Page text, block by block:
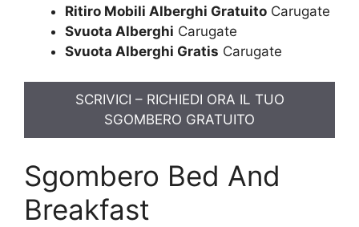
Ritiro Mobili Alberghi Gratuito Carugate
Svuota Alberghi Carugate
Svuota Alberghi Gratis Carugate
SCRIVICI – RICHIEDI ORA IL TUO
SGOMBERO GRATUITO
Sgombero Bed And
Breakfast